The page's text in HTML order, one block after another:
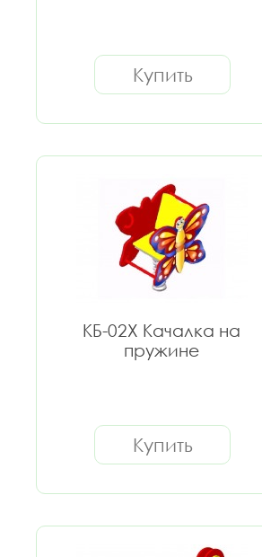
Купить
КБ-02Х Качалка на
пружине
Купить